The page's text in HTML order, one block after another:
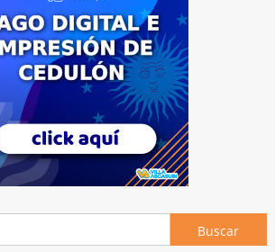
Buscar: